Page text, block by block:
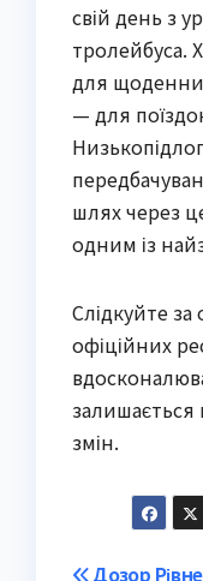
свій день з
тролейбуса.
для
— для
шлях через
одним із
Слідкуйте
офіційних
змін.
Дозор